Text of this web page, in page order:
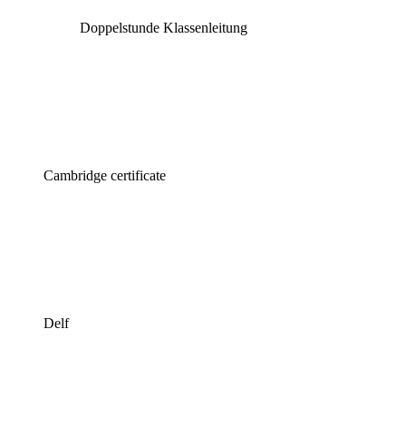
Doppelstunde Klassenleitung
Cambridge certificate
Delf